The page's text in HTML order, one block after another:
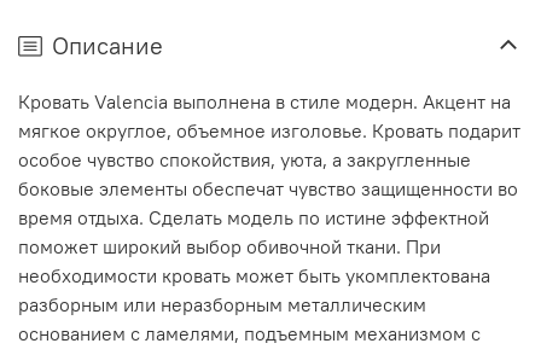
Описание
Кровать Valencia выполнена в стиле модерн. Акцент на
мягкое округлое, объемное изголовье. Кровать подарит
особое чувство спокойствия, уюта, а закругленные
боковые элементы обеспечат чувство защищенности во
время отдыха. Сделать модель по истине эффектной
поможет широкий выбор обивочной ткани. При
необходимости кровать может быть укомплектована
разборным или неразборным металлическим
основанием с ламелями, подъемным механизмом с